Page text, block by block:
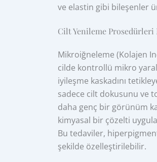
ve elastin gibi bileşenler
Cilt Yenileme Prosedürleri
Mikroiğneleme (Kolajen
cilde kontrollü mikro
iyileşme kaskadını
sadece cilt dokusunu ve
daha genç bir görünüm
kimyasal bir çözelti
Bu tedaviler,
şekilde özelleştirilebilir.